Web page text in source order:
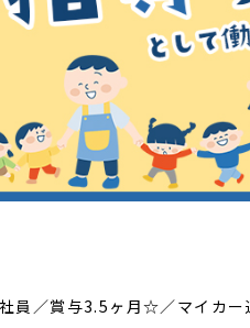
員／賞与3.5ヶ月☆／マイカ